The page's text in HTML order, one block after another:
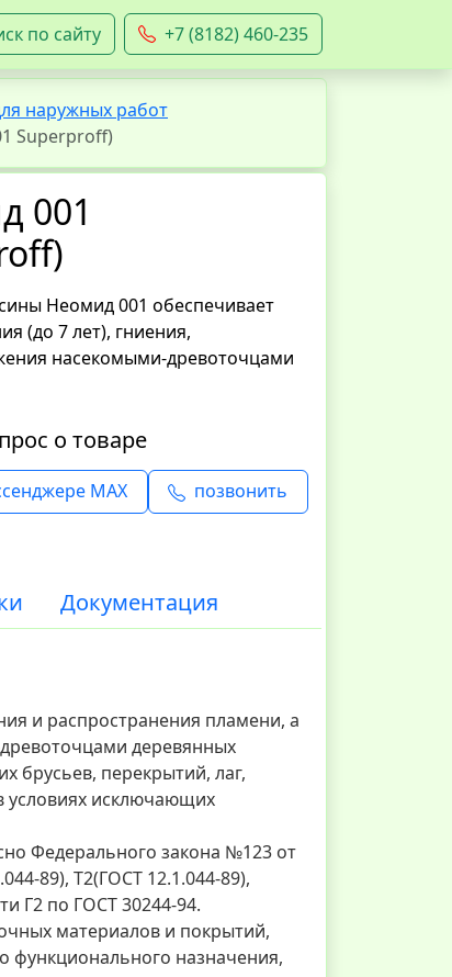
по сайту +7 (8182) 460-235
наружных работ
Superproff)
001
Неомид 001 обеспечивает
(до 7 лет), гниения,
насекомыми-древоточцами
о товаре
MAX позвонить
Документация
и распространения пламени, а
деревянных
брусьев, перекрытий, лаг,
условиях исключающих
Федерального закона №123 от
89), Т2(ГОСТ 12.1.044-89),
Г2 по ГОСТ 30244-94.
материалов и покрытий,
функционального назначения,